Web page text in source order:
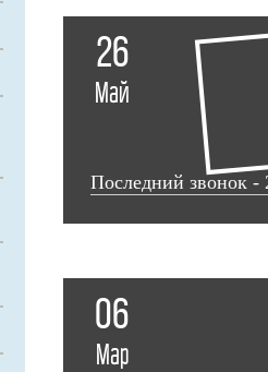
26
Май
Последний звонок -
06
Мар